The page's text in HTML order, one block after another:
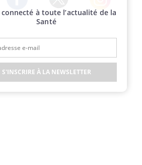
Facebook Twitter Instagram
connecté à toute l’actualité de la
Santé
S'INSCRIRE À LA NEWSLETTER